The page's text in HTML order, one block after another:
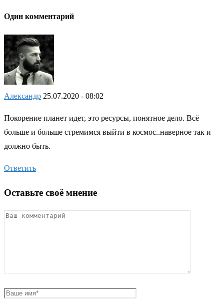
Один комментарий
Александр 25.07.2020 - 08:02
Покорение планет идет, это ресурсы, понятное дело. Всё
больше и больше стремимся выйти в космос..наверное так и
должно быть.
Ответить
Оставьте своё мнение